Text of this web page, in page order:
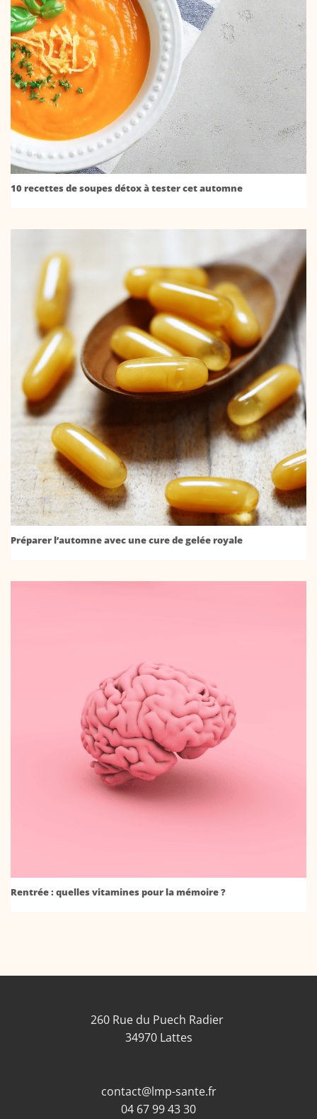
10 recettes de soupes détox à tester cet automne
Préparer l’automne avec une cure de gelée royale
Rentrée : quelles vitamines pour la mémoire ?
260 Rue du Puech Radier
34970 Lattes
contact@lmp-sante.fr
04 67 99 43 30